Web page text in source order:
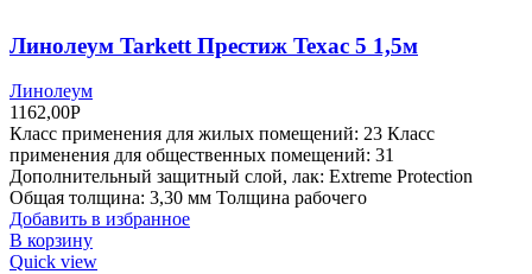
Линолеум Tarkett Престиж Texac 5 1,5м
Линолеум
1162,00Р
Класс применения для жилых помещений: 23 Класс
применения для общественных помещений: 31
Дополнительный защитный слой, лак: Extreme Protection
Общая толщина: 3,30 мм Толщина рабочего
Добавить в избранное
В корзину
Quick view